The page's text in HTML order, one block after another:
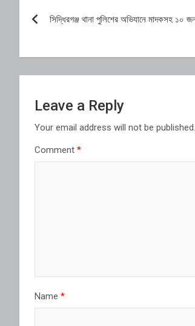
navigation
সিদ্ধিরগঞ্জ থানা পুলিশের অভিযানে মাদকসহ ১০
Leave a Reply
Your email address will not be published.
Comment *
Name *